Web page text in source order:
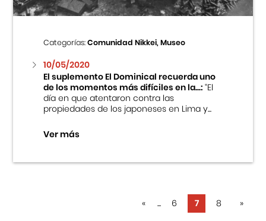
Categorías:Comunidad Nikkei, Museo
10/05/2020
El suplemento El Dominical recuerda uno
de los momentos más difíciles en la...:“El
día en que atentaron contra las
propiedades de los japoneses en Lima y...
Ver más
« ... 6 7 8 »